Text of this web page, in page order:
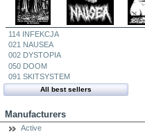
114 INFEKCJA
021 NAUSEA
002 DYSTOPIA
050 DOOM
091 SKITSYSTEM
All best sellers
Manufacturers
Active